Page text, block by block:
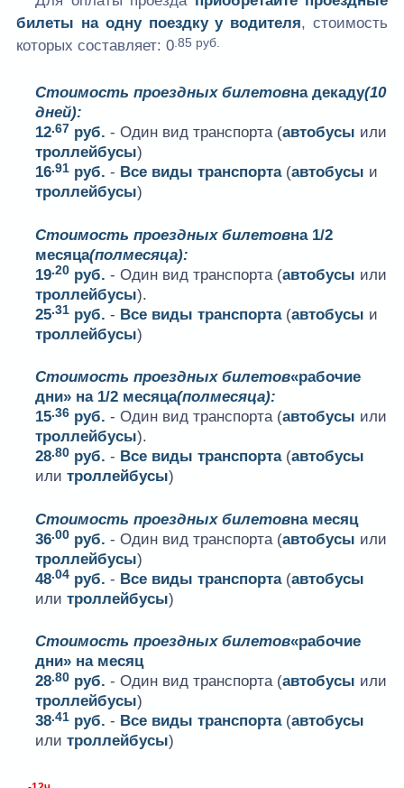
билеты на одну поездку у водителя, стоимость
которых составляет: 0 .85 руб.
Стоимость проездных билетовна декаду(10
дней):
12.67 руб. - Один вид транспорта (автобусы или
троллейбусы)
16.91 руб. - Все виды транспорта(автобусы и
троллейбусы)
Стоимость проездных билетовна 1/2
месяца(полмесяца):
19.20 руб. - Один вид транспорта (автобусы или
троллейбусы).
25.31 руб. - Все виды транспорта(автобусы и
троллейбусы)
Стоимость проездных билетов«рабочие
дни» на 1/2 месяца(полмесяца):
15.36 руб. - Один вид транспорта (автобусы или
троллейбусы).
28.80 руб. - Все виды транспорта(автобусы
илитроллейбусы)
Стоимость проездных билетовна месяц
36.00 руб. - Один вид транспорта (автобусы или
троллейбусы)
48.04 руб. - Все виды транспорта(автобусы
илитроллейбусы)
Стоимость проездных билетов«рабочие
дни» на месяц
28.80 руб. - Один вид транспорта (автобусы или
троллейбусы)
38.41 руб. - Все виды транспорта(автобусы
илитроллейбусы)